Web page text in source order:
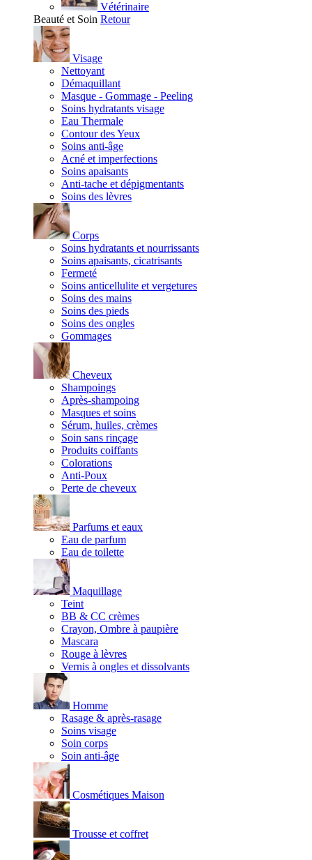
Vétérinaire
Beauté et Soin Retour
Visage
Nettoyant
Démaquillant
Masque - Gommage - Peeling
Soins hydratants visage
Eau Thermale
Contour des Yeux
Soins anti-âge
Acné et imperfections
Soins apaisants
Anti-tache et dépigmentants
Soins des lèvres
Corps
Soins hydratants et nourrissants
Soins apaisants, cicatrisants
Fermeté
Soins anticellulite et vergetures
Soins des mains
Soins des pieds
Soins des ongles
Gommages
Cheveux
Shampoings
Après-shampoing
Masques et soins
Sérum, huiles, crèmes
Soin sans rinçage
Produits coiffants
Colorations
Anti-Poux
Perte de cheveux
Parfums et eaux
Eau de parfum
Eau de toilette
Maquillage
Teint
BB & CC crèmes
Crayon, Ombre à paupière
Mascara
Rouge à lèvres
Vernis à ongles et dissolvants
Homme
Rasage & après-rasage
Soins visage
Soin corps
Soin anti-âge
Cosmétiques Maison
Trousse et coffret